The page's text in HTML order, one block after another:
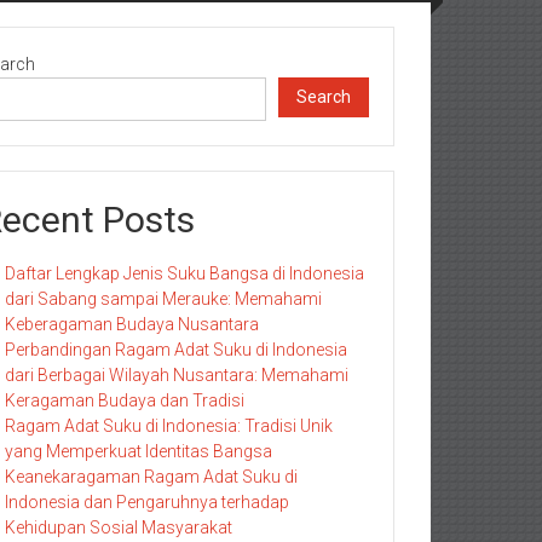
Search
Posts
Daftar Lengkap Jenis Suku Bangsa di Indonesia
dari Sabang sampai Merauke: Memahami
Keberagaman Budaya Nusantara
Perbandingan Ragam Adat Suku di Indonesia
dari Berbagai Wilayah Nusantara: Memahami
Keragaman Budaya dan Tradisi
Ragam Adat Suku di Indonesia: Tradisi Unik
yang Memperkuat Identitas Bangsa
Keanekaragaman Ragam Adat Suku di
Indonesia dan Pengaruhnya terhadap
Kehidupan Sosial Masyarakat